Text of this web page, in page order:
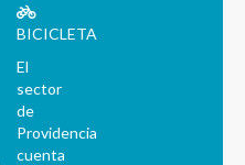
BICICLETA
El
sector
de
Providencia
cuenta